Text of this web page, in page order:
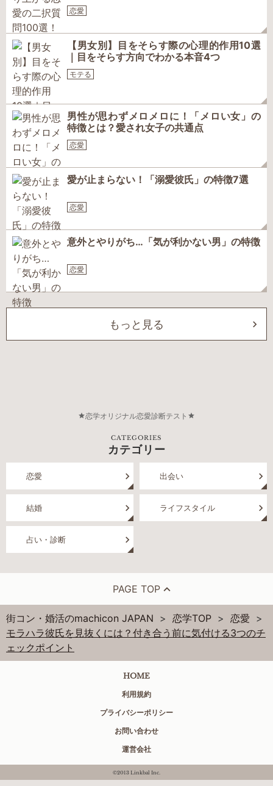
恋愛
【男女別】目をそらす際の心理的作用10選
｜目をそらす方向でわかる本音4つ
モテる
男性が思わずメロメロに！「メロい女」の
特徴とは？愛され女子の共通点
恋愛
愛が止まらない！「溺愛彼氏」の特徴7選
恋愛
意外とやりがち…「気が利かない男」の特徴
恋愛
もっと見る
恋学オリジナル恋愛診断テスト
CATEGORIES
カテゴリー
恋愛 出会い
結婚 ライフスタイル
占い・診断
PAGE TOP
街コン・婚活のmachicon JAPAN 恋学TOP
恋愛
モラハラ彼氏を見抜くには？付き合う前に気付ける3つのチ
ェックポイント
HOME
利用規約
プライバシーポリシー
お問い合わせ
運営会社
©2013 Linkbal Inc.